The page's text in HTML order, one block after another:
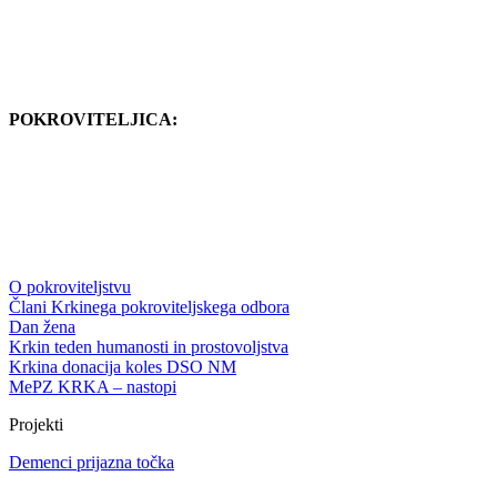
POKROVITELJICA:
O pokroviteljstvu
Člani Krkinega pokroviteljskega odbora
Dan žena
Krkin teden humanosti in prostovoljstva
Krkina donacija koles DSO NM
MePZ KRKA – nastopi
Projekti
Demenci prijazna točka